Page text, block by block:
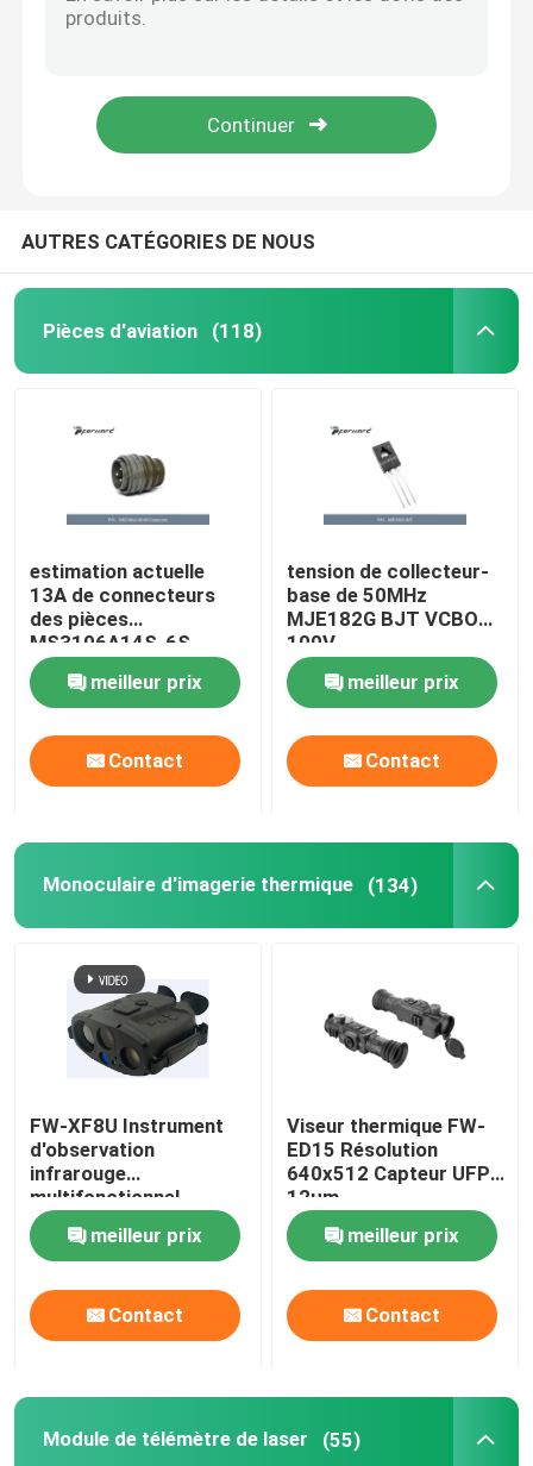
Module de télémètre de laser
Système de caméra de PTZ
Enregistreur des forces de l'ordre
Moteur sans brosse électrique de C.C
Pièces de CJ-6 Avation
Systèmes anti-drones
Outils de maintenance des aéronefs
AUTRES CATÉGORIES DE NOUS
Pièces d'aviation (118)
estimation actuelle
13A de connecteurs
des pièces
MS3106A14S-6S
d'aviation de la position
13A 6 meilleur prix
Contact
tension de collecteur-
base de 50MHz
MJE182G BJT VCBO
100V
meilleur prix
Contact
Monoculaire d'imagerie thermique (134)
FW-XF8U Instrument
d'observation
infrarouge
multifonctionnel
meilleur prix
Contact
Viseur thermique FW-
ED15 Résolution
640x512 Capteur UFPA
12µm
meilleur prix
Contact
Module de télémètre de laser (55)